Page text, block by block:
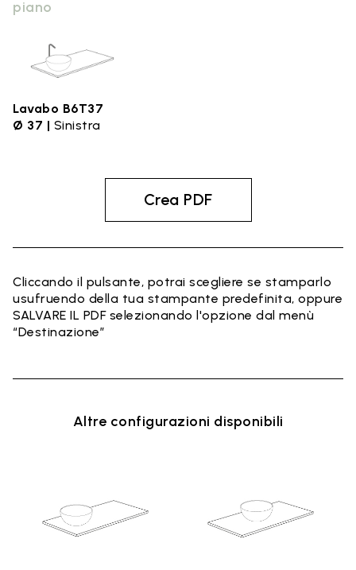
piano
Lavabo B6T37
Ø 37 | Sinistra
Crea PDF
Cliccando il pulsante, potrai scegliere se stamparlo
usufruendo della tua stampante predefinita, oppure
SALVARE IL PDF selezionando l'opzione dal menù
“Destinazione”
Altre configurazioni disponibili